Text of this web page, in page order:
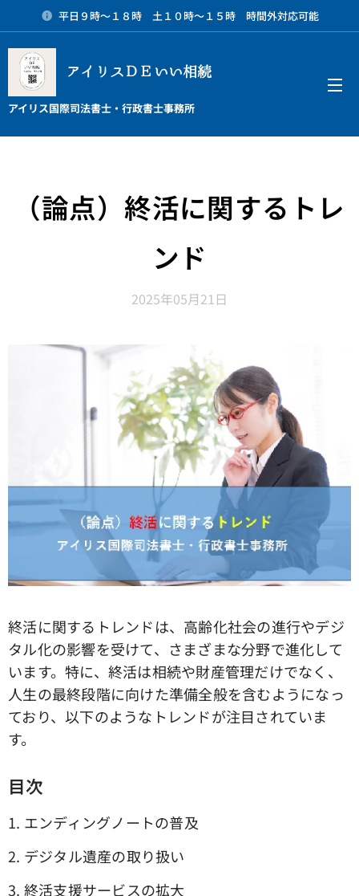
平日９時～１８時 土１０時～１５時 時間外対応可能
アイリスＤＥいい相続
アイリス国際司法書士・行政書士事務所
（論点）終活に関するトレ
ンド
2025年05月21日
終活に関するトレンドは、高齢化社会の進行やデジ
タル化の影響を受けて、さまざまな分野で進化して
います。特に、終活は相続や財産管理だけでなく、
人生の最終段階に向けた準備全般を含むようになっ
ており、以下のようなトレンドが注目されていま
す。
目次
1. エンディングノートの普及
2. デジタル遺産の取り扱い
3. 終活支援サービスの拡大